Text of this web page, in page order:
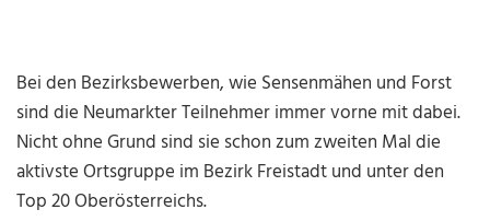
Bei den Bezirksbewerben, wie Sensenmähen und Forst
sind die Neumarkter Teilnehmer immer vorne mit dabei.
Nicht ohne Grund sind sie schon zum zweiten Mal die
aktivste Ortsgruppe im Bezirk Freistadt und unter den
Top 20 Oberösterreichs.